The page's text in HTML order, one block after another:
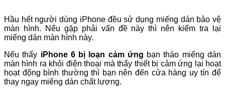
Hầu hết người dùng iPhone đều sử dụng miếng dán bảo vệ
màn hình. Nếu gặp phải vấn đề này thì nên kiểm tra lại
miếng dán màn hình này.
Nếu thấy iPhone 6 bị loạn cảm ứng bạn tháo miếng dán
màn hình ra khỏi điện thoại mà thấy thiết bị cảm ứng lại hoạt
hoạt động bình thường thì bạn nên đến cửa hàng uy tín để
thay ngay miếng dán chất lượng.